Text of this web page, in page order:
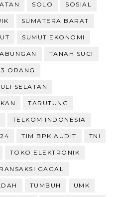
SOLO SOSIAL
SUMATERA BARAT
SUMUT EKONOMI
TANAH SUCI
ORANG
SELATAN
TARUTUNG
TELKOM INDONESIA
TIM BPK AUDIT TNI
TOKO ELEKTRONIK
GAGAL
TUMBUH UMK